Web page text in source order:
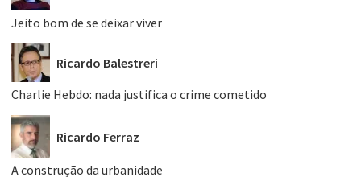
Jeito bom de se deixar viver
Ricardo Balestreri
Charlie Hebdo: nada justifica o crime cometido
Ricardo Ferraz
A construção da urbanidade